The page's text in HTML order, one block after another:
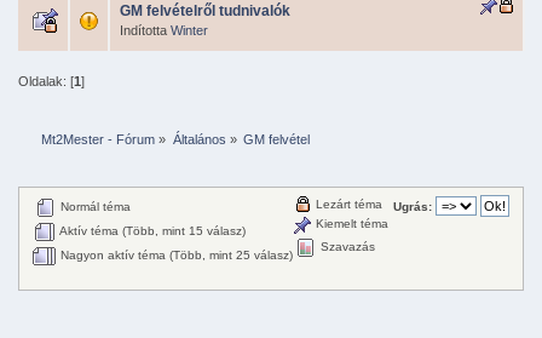
GM felvételről tudnivalók
Indította Winter
Oldalak: [1]
Mt2Mester - Fórum » Általános » GM felvétel
Ugrás:
Normál téma
Aktív téma (Több, mint 15 válasz)
Nagyon aktív téma (Több, mint 25 válasz)
Lezárt téma
Kiemelt téma
Szavazás